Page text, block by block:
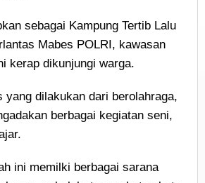
sebagai Kampung Tertib Lalu
Mabes POLRI, kawasan
kerap dikunjungi warga.
yang dilakukan dari berolahraga,
berbagai kegiatan seni,
ini memilki berbagai sarana